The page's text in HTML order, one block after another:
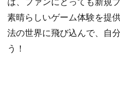
素晴らしいゲーム体験を提
法の世界に飛び込んで、自
う！